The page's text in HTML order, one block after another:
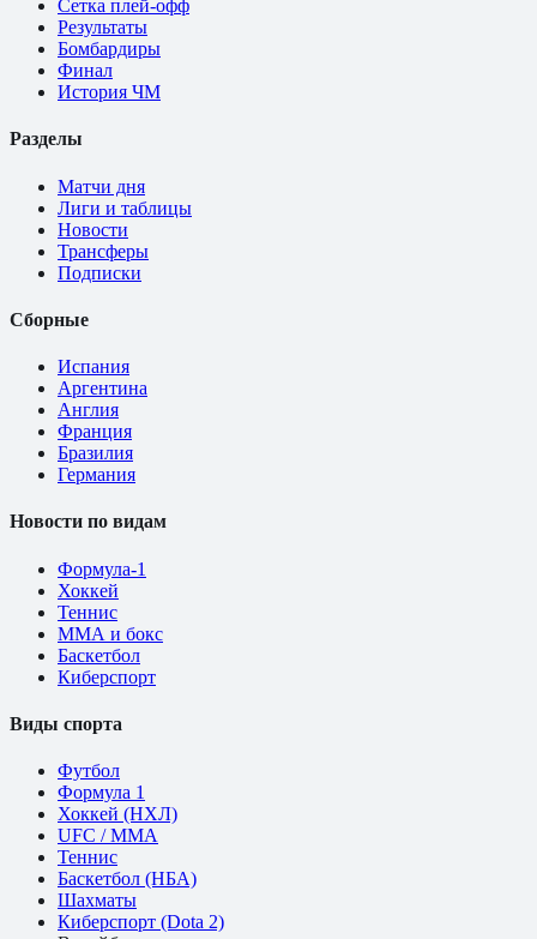
Сетка плей-офф
Результаты
Бомбардиры
Финал
История ЧМ
Разделы
Матчи дня
Лиги и таблицы
Новости
Трансферы
Подписки
Сборные
Испания
Аргентина
Англия
Франция
Бразилия
Германия
Новости по видам
Формула-1
Хоккей
Теннис
ММА и бокс
Баскетбол
Киберспорт
Виды спорта
Футбол
Формула 1
Хоккей (НХЛ)
UFC / ММА
Теннис
Баскетбол (НБА)
Шахматы
Киберспорт (Dota 2)